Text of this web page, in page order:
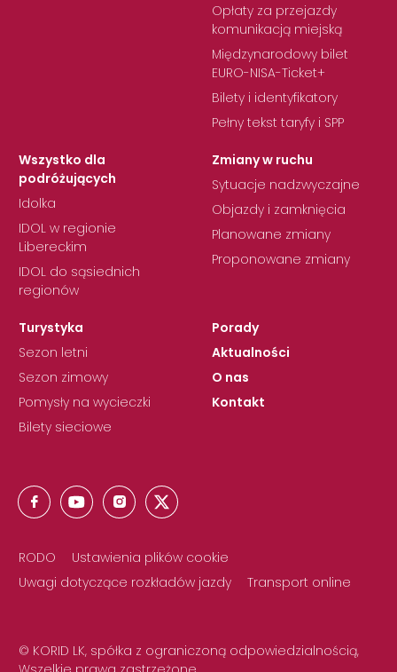
Opłaty za przejazdy
komunikacją miejską
Międzynarodowy bilet
EURO-NISA-Ticket+
Bilety i identyfikatory
Pełny tekst taryfy i SPP
Wszystko dla
podróżujących
Idolka
IDOL w regionie
Libereckim
IDOL do sąsiednich
regionów
Zmiany w ruchu
Sytuacje nadzwyczajne
Objazdy i zamknięcia
Planowane zmiany
Proponowane zmiany
Turystyka
Sezon letni
Sezon zimowy
Pomysły na wycieczki
Bilety sieciowe
Porady
Aktualności
O nas
Kontakt
RODO
Ustawienia plików cookie
Uwagi dotyczące rozkładów jazdy
Transport online
© KORID LK, spółka z ograniczoną odpowiedzialnością,